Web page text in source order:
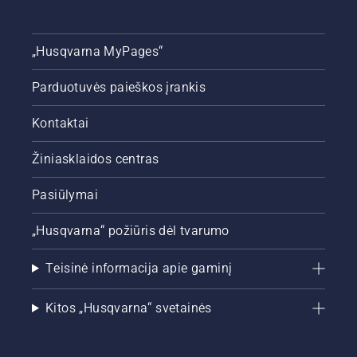
„Husqvarna MyPages“
Parduotuvės paieškos įrankis
Kontaktai
Žiniasklaidos centras
Pasiūlymai
„Husqvarna“ požiūris dėl tvarumo
Teisinė informacija apie gaminį
Kitos „Husqvarna“ svetainės